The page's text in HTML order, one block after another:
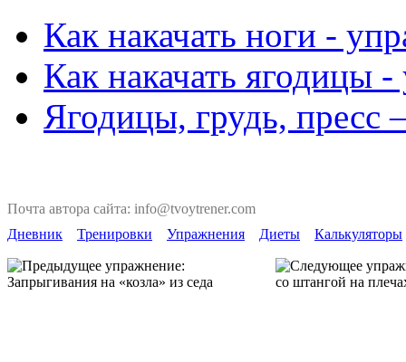
Как накачать ноги -
Как накачать ягодицы
Ягодицы, грудь, пресс
Почта автора сайта: info@tvoytrener.com
Дневник
Тренировки Упражнения Диеты Калькуляторы